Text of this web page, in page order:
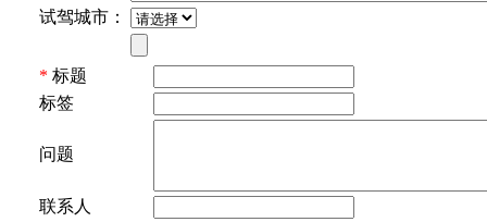
试驾城市：
* 标题
标签
问题
联系人